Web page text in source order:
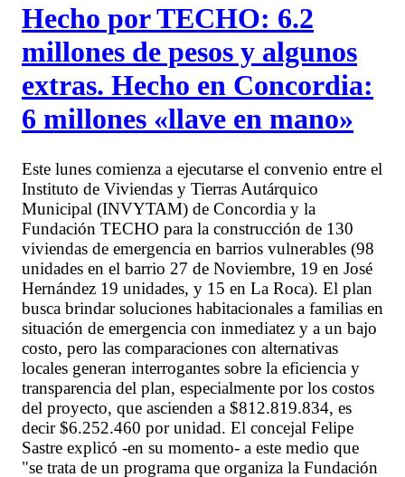
Hecho por TECHO: 6.2
millones de pesos y algunos
extras. Hecho en Concordia:
6 millones «llave en mano»
Este lunes comienza a ejecutarse el convenio entre el
Instituto de Viviendas y Tierras Autárquico
Municipal (INVYTAM) de Concordia y la
Fundación TECHO para la construcción de 130
viviendas de emergencia en barrios vulnerables (98
unidades en el barrio 27 de Noviembre, 19 en José
Hernández 19 unidades, y 15 en La Roca). El plan
busca brindar soluciones habitacionales a familias en
situación de emergencia con inmediatez y a un bajo
costo, pero las comparaciones con alternativas
locales generan interrogantes sobre la eficiencia y
transparencia del plan, especialmente por los costos
del proyecto, que ascienden a $812.819.834, es
decir $6.252.460 por unidad. El concejal Felipe
Sastre explicó -en su momento- a este medio que
"se trata de un programa que organiza la Fundación